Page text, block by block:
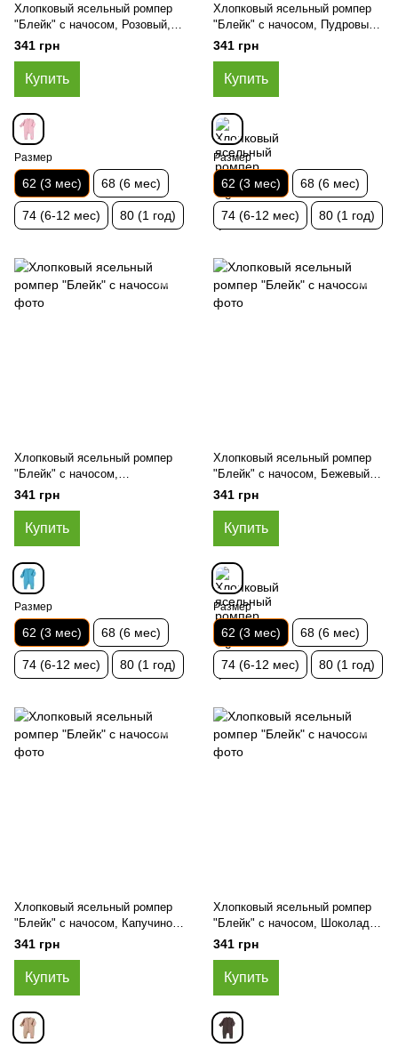
Хлопковый ясельный ромпер
"Блейк" с начосом, Розовый,
62 (3 мес)
341 грн
Купить
Размер
62 (3 мес) 68 (6 мес)
74 (6-12 мес) 80 (1 год)
Хлопковый ясельный ромпер
"Блейк" с начосом, Пудровый,
62 (3 мес)
341 грн
Купить
Размер
62 (3 мес) 68 (6 мес)
74 (6-12 мес) 80 (1 год)
Хлопковый ясельный ромпер
"Блейк" с начосом,
Бирюзовый, 62 (3 мес)
341 грн
Купить
Размер
62 (3 мес) 68 (6 мес)
74 (6-12 мес) 80 (1 год)
Хлопковый ясельный ромпер
"Блейк" с начосом, Бежевый,
62 (3 мес)
341 грн
Купить
Размер
62 (3 мес) 68 (6 мес)
74 (6-12 мес) 80 (1 год)
Хлопковый ясельный ромпер
"Блейк" с начосом, Капучино,
62 (3 мес)
341 грн
Купить
Хлопковый ясельный ромпер
"Блейк" с начосом, Шоколад,
62 (3 мес)
341 грн
Купить